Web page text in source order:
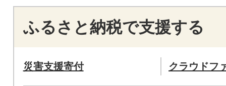
ふるさと納税で支援する
災害支援寄付 クラウドフ